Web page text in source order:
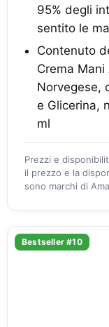
95% degli
sentito le
Contenuto
Crema
Norvegese,
e Glicerina,
ml
Prezzi e
il prezzo e la
sono marchi di
Bestseller #10